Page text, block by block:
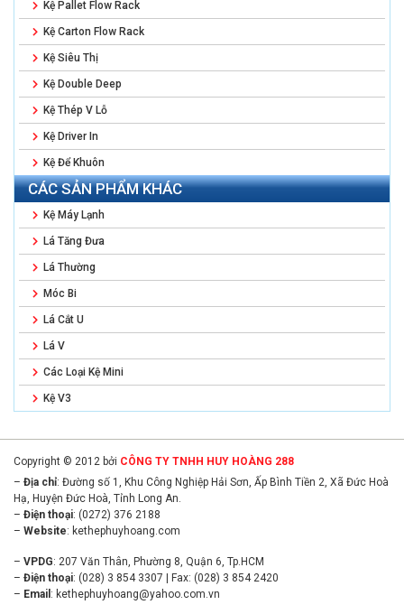
Kệ Pallet Flow Rack
Kệ Carton Flow Rack
Kệ Siêu Thị
Kệ Double Deep
Kệ Thép V Lỗ
Kệ Driver In
Kệ Để Khuôn
CÁC SẢN PHẨM KHÁC
Kệ Máy Lạnh
Lá Tăng Đưa
Lá Thường
Móc Bi
Lá Cắt U
Lá V
Các Loại Kệ Mini
Kệ V3
Copyright © 2012 bởi CÔNG TY TNHH HUY HOÀNG 288
– Địa chỉ: Đường số 1, Khu Công Nghiệp Hải Sơn, Ấp Bình Tiền 2, Xã Đức Hoà
Hạ, Huyện Đức Hoà, Tỉnh Long An.
– Điện thoại: (0272) 376 2188
– Website: kethephuyhoang.com
– VPDG: 207 Văn Thân, Phường 8, Quận 6, Tp.HCM
– Điện thoại: (028) 3 854 3307 | Fax: (028) 3 854 2420
– Email : kethephuyhoang@yahoo.com.vn